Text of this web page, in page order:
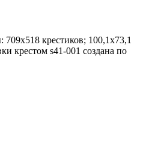
крестиков; 100,1х73,1
крестом s41-001 создана по